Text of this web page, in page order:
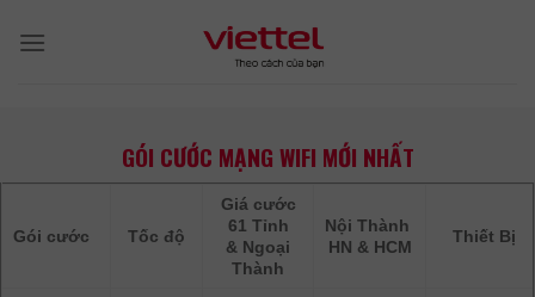
GÓI CƯỚC MẠNG WIFI MỚI NHẤT
Gói cước Tốc độ
Giá cước
61 Tỉnh
& Ngoại
Thành
Nội Thành
HN & HCM
Thiết Bị